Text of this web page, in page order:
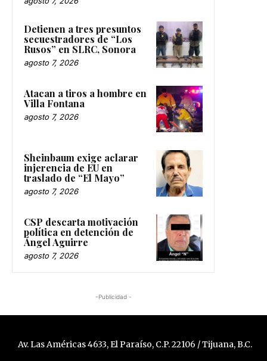
Detienen a tres presuntos
secuestradores de “Los
Rusos” en SLRC, Sonora
agosto 7, 2026
Atacan a tiros a hombre en
Villa Fontana
agosto 7, 2026
Sheinbaum exige aclarar
injerencia de EU en
traslado de “El Mayo”
agosto 7, 2026
CSP descarta motivación
política en detención de
Ángel Aguirre
agosto 7, 2026
-Publicidad -
Av. Las Américas 4633, El Paraíso, C.P. 22106 / Tijuana, B.C.